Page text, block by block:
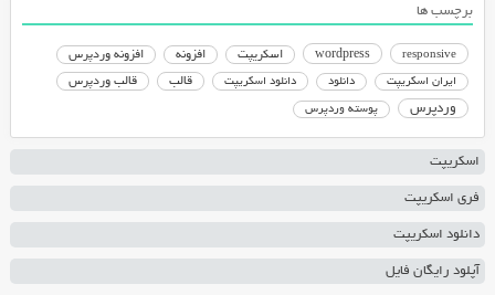
برچسب ها
responsive
wordpress اسکریپت افزونه افزونه وردپرس
ایران اسکریپت دانلود دانلود اسکریپت قالب قالب وردپرس
وردپرس پوسته وردپرس
اسکریپت
فری اسکریپت
دانلود اسکریپت
آپلود رایگان فایل